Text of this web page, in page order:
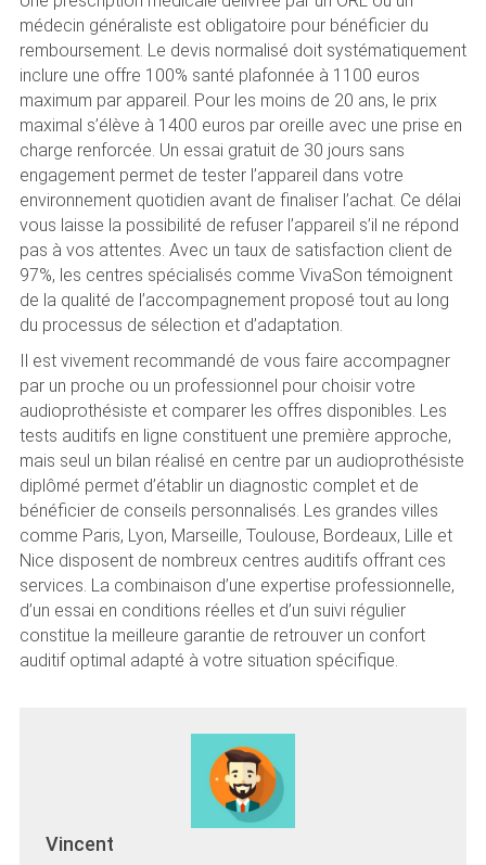
médecin généraliste est obligatoire pour bénéficier du
remboursement. Le devis normalisé doit systématiquement
inclure une offre 100% santé plafonnée à 1100 euros
maximum par appareil. Pour les moins de 20 ans, le prix
maximal s’élève à 1400 euros par oreille avec une prise en
charge renforcée. Un essai gratuit de 30 jours sans
engagement permet de tester l’appareil dans votre
environnement quotidien avant de finaliser l’achat. Ce délai
vous laisse la possibilité de refuser l’appareil s’il ne répond
pas à vos attentes. Avec un taux de satisfaction client de
97%, les centres spécialisés comme VivaSon témoignent
de la qualité de l’accompagnement proposé tout au long
du processus de sélection et d’adaptation.
Il est vivement recommandé de vous faire accompagner
par un proche ou un professionnel pour choisir votre
audioprothésiste et comparer les offres disponibles. Les
tests auditifs en ligne constituent une première approche,
mais seul un bilan réalisé en centre par un audioprothésiste
diplômé permet d’établir un diagnostic complet et de
bénéficier de conseils personnalisés. Les grandes villes
comme Paris, Lyon, Marseille, Toulouse, Bordeaux, Lille et
Nice disposent de nombreux centres auditifs offrant ces
services. La combinaison d’une expertise professionnelle,
d’un essai en conditions réelles et d’un suivi régulier
constitue la meilleure garantie de retrouver un confort
auditif optimal adapté à votre situation spécifique.
Vincent